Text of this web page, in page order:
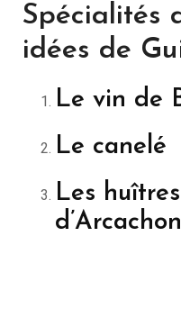
Spécialités
idées de
Le vin de
Le canelé
Les
d’Arcachon